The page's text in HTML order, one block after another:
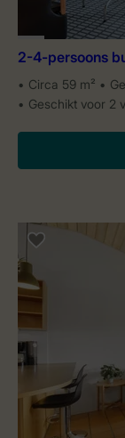
2-4-persoons
Circa 59 m²
Geschikt voor 2